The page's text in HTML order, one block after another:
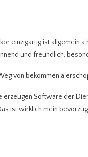
einzigartig ist allgemein
und freundlich,
von bekommen a
Software der
ist wirklich mein